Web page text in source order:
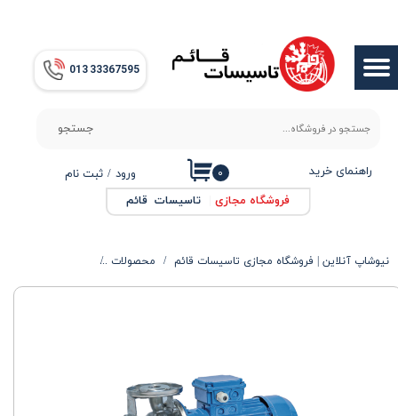
013​​​​​​​ 33367595
جستجو
ورود / ثبت نام
حساب کاربری من
تغییر گذر واژه
سفارشات
خروج از حساب کاربری
راهنمای خرید ۰
فروشگاه مجازی تاسیسات قائم
نیوشاپ آنلاین | فروشگاه مجازی تاسیسات قائم محصولات